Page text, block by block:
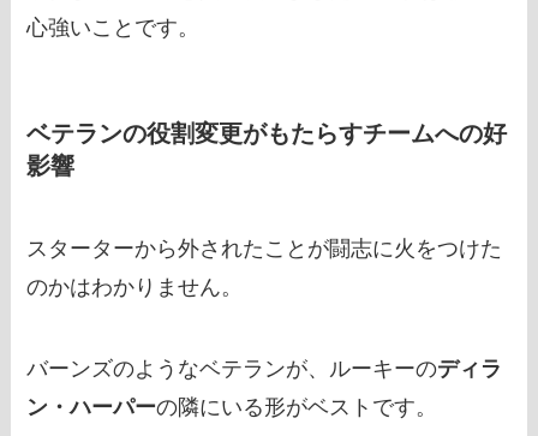
心強いことです。
ベテランの役割変更がもたらすチームへの好
影響
スターターから外されたことが闘志に火をつけた
のかはわかりません。
バーンズのようなベテランが、ルーキーのディラ
ン・ハーパーの隣にいる形がベストです。